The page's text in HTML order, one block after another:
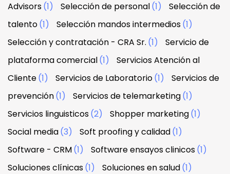
Advisors(1) Selección de personal(1)
Selección de
talento(1) Selección mandos intermedios(1)
Selección y contratación - CRA Sr. (1)
Servicio de
plataforma comercial(1)
Servicios Atención al
Cliente(1) Servicios de Laboratorio(1)
Servicios de
prevención(1) Servicios de telemarketing(1)
Servicios linguisticos(2) Shopper marketing(1)
Social media(3) Soft proofing y calidad(1)
Software - CRM(1) Software ensayos clinicos(1)
Soluciones clínicas(1) Soluciones en salud(1)